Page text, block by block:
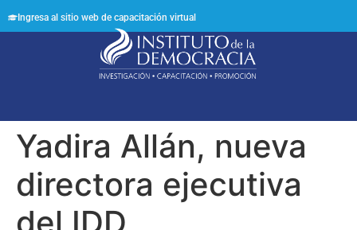
Ingresa al sitio web de capacitación virtual
Yadira Allán, nueva
directora ejecutiva